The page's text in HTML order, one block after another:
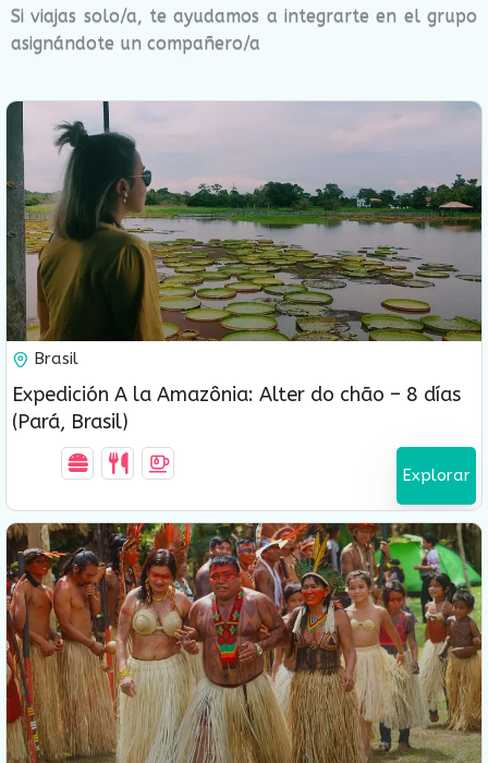
Si viajas solo/a, te ayudamos a integrarte en el grupo
asignándote un compañero/a
USD $1,200.00
Brasil
Expedición A la Amazônia: Alter do chão – 8 días
(Pará, Brasil)
Explorar
USD $1,450.00